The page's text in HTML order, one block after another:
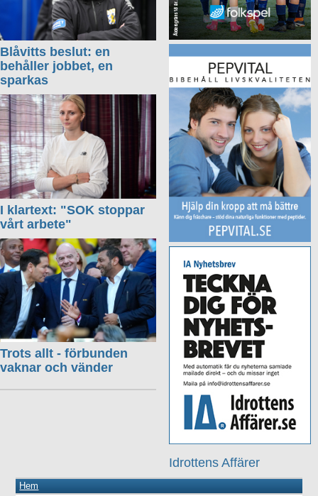
Idrottens Affärer
Blåvitts beslut: en
behåller jobbet, en
sparkas
I klartext: "SOK stoppar
vårt arbete"
Trots allt - förbunden
vaknar och vänder
Hem